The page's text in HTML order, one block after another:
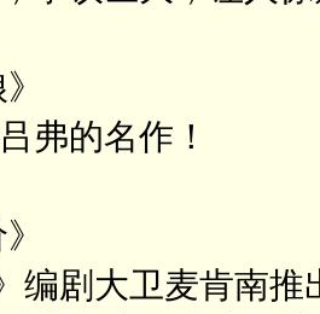
弗的名作！
编剧大卫麦肯南